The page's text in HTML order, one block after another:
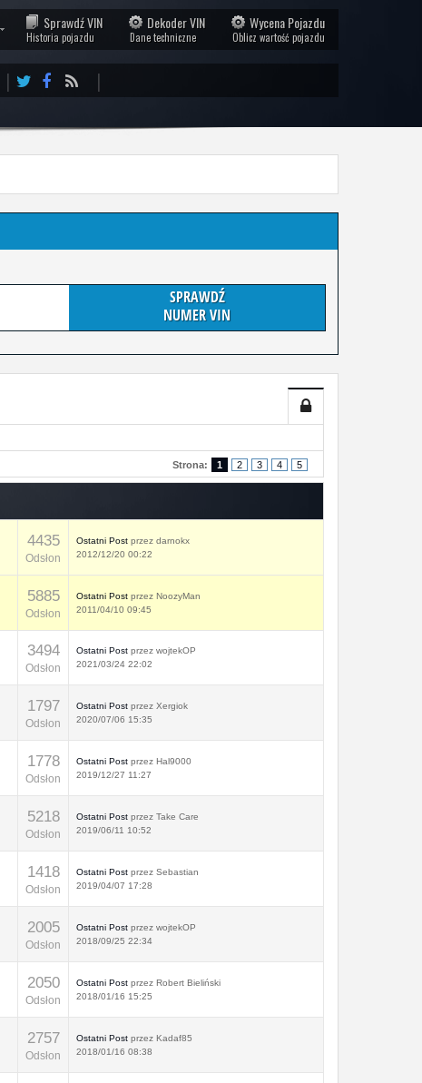
Sprawdź VIN
Historia pojazdu
Dekoder VIN
Dane techniczne
Wycena Pojazdu
Oblicz wartość pojazdu
| |
SPRAWDŹ
NUMER VIN
Strona: 1 2 3 4 5
4435
Odsłon
Ostatni Post przez darnokx
2012/12/20 00:22
5885
Odsłon
Ostatni Post przez NoozyMan
2011/04/10 09:45
3494
Odsłon
Ostatni Post przez wojtekOP
2021/03/24 22:02
1797
Odsłon
Ostatni Post przez Xergiok
2020/07/06 15:35
1778
Odsłon
Ostatni Post przez Hal9000
2019/12/27 11:27
5218
Odsłon
Ostatni Post przez Take Care
2019/06/11 10:52
1418
Odsłon
Ostatni Post przez Sebastian
2019/04/07 17:28
2005
Odsłon
Ostatni Post przez wojtekOP
2018/09/25 22:34
2050
Odsłon
Ostatni Post przez Robert Bieliński
2018/01/16 15:25
2757
Odsłon
Ostatni Post przez Kadaf85
2018/01/16 08:38